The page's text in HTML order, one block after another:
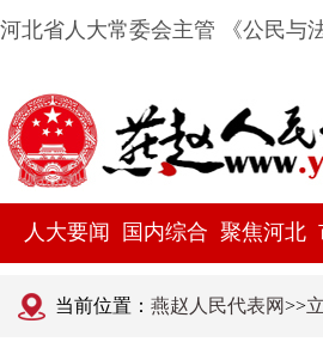
河北省人大常委会主管 《公民与
人大要闻 国内综合 聚焦河北
当前位置： 燕赵人民代表网>>